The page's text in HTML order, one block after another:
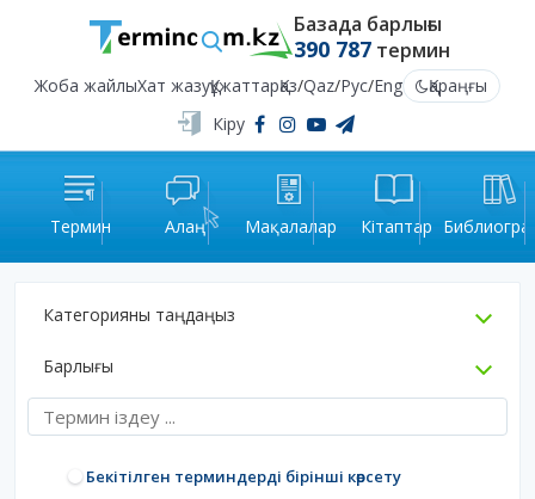
Базада барлығы
390 787термин
Жоба жайлыХат жазуҚұжаттарҚаз/Qaz/Рус/Eng
Қараңғы
Кіру
Термин Алаң Мақалалар Кітаптар
Категорияны таңдаңыз
Барлығы
Бекітілген терминдерді бірінші көрсету